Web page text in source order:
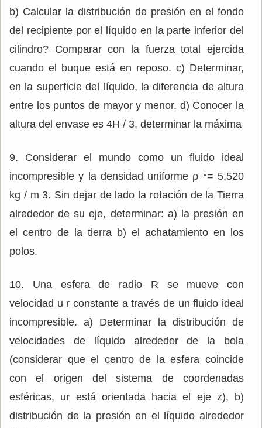
b) Calcular la distribución de presión en el fondo
del recipiente por el líquido en la parte inferior del
cilindro? Comparar con la fuerza total ejercida
cuando el buque está en reposo. c) Determinar,
en la superficie del líquido, la diferencia de altura
entre los puntos de mayor y menor. d) Conocer la
altura del envase es 4H / 3, determinar la máxima
9. Considerar el mundo como un fluido ideal
incompresible y la densidad uniforme ρ *= 5,520
kg / m 3. Sin dejar de lado la rotación de la Tierra
alrededor de su eje, determinar: a) la presión en
el centro de la tierra b) el achatamiento en los
polos.
10. Una esfera de radio R se mueve con
velocidad u r constante a través de un fluido ideal
incompresible. a) Determinar la distribución de
velocidades de líquido alrededor de la bola
(considerar que el centro de la esfera coincide
con el origen del sistema de coordenadas
esféricas, ur está orientada hacia el eje z), b)
distribución de la presión en el líquido alrededor